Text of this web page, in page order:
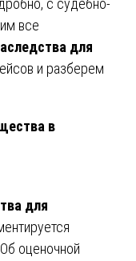
с судебно-
все
для
и разберем
в
для
оценочной